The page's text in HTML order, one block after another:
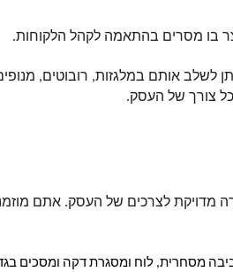
בו מסרים בהתאמה לקהל הלקוחות.